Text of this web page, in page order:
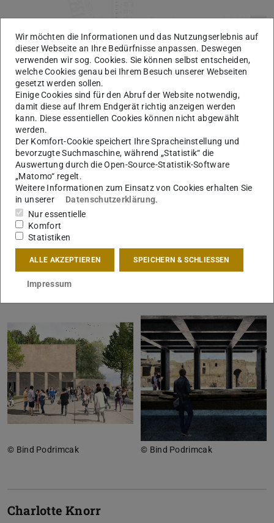
© Bind Podrimcak © Bind Podrimcak
© Bind Podrimcak
© Bind Podrimcak © Bind Podrimcak
Charlotte Knorr
Wir möchten die Informationen und das Nutzungserlebnis auf
dieser Webseite an Ihre Bedürfnisse anpassen. Deswegen
verwenden wir sog. Cookies. Sie können selbst entscheiden,
welche Cookies genau bei Ihrem Besuch unserer Webseiten
gesetzt werden sollen.
Einige Cookies sind für den Abruf der Website notwendig,
damit diese auf Ihrem Endgerät richtig anzeigen werden
kann. Diese essentiellen Cookies können nicht abgewählt
werden.
Der Komfort-Cookie speichert Ihre Spracheinstellung und
bevorzugte Suchmaschine, während „Statistik“ die
Auswertung durch die Open-Source-Statistik-Software
„Matomo“ regelt.
Weitere Informationen zum Einsatz von Cookies erhalten Sie
in unserer
Datenschutzerklärung.
Nur essentielle
Komfort
Statistiken
ALLE AKZEPTIEREN SPEICHERN & SCHLIESSEN
Impressum